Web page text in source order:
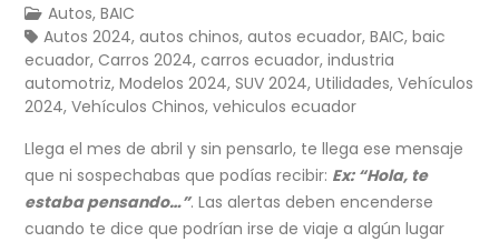
Autos,BAIC
Autos 2024,autos chinos,autos ecuador,BAIC,baic
ecuador,Carros 2024,carros ecuador,industria
automotriz,Modelos 2024,SUV 2024,Utilidades,Vehículos
2024,Vehículos Chinos,vehiculos ecuador
Llega el mes de abril y sin pensarlo, te llega ese mensaje
que ni sospechabas que podías recibir: Ex: “Hola, te
estaba pensando…”. Las alertas deben encenderse
cuando te dice que podrían irse de viaje a algún lugar